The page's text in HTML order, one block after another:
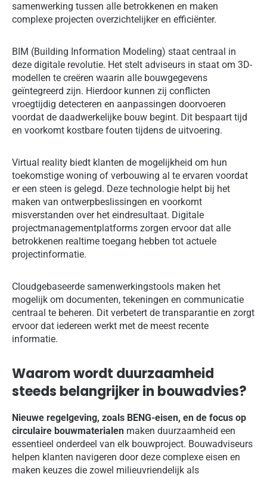
samenwerking tussen alle betrokkenen en maken
complexe projecten overzichtelijker en efficiënter.
BIM (Building Information Modeling) staat centraal in
deze digitale revolutie. Het stelt adviseurs in staat om 3D-
modellen te creëren waarin alle bouwgegevens
geïntegreerd zijn. Hierdoor kunnen zij conflicten
vroegtijdig detecteren en aanpassingen doorvoeren
voordat de daadwerkelijke bouw begint. Dit bespaart tijd
en voorkomt kostbare fouten tijdens de uitvoering.
Virtual reality biedt klanten de mogelijkheid om hun
toekomstige woning of verbouwing al te ervaren voordat
er een steen is gelegd. Deze technologie helpt bij het
maken van ontwerpbeslissingen en voorkomt
misverstanden over het eindresultaat. Digitale
projectmanagementplatforms zorgen ervoor dat alle
betrokkenen realtime toegang hebben tot actuele
projectinformatie.
Cloudgebaseerde samenwerkingstools maken het
mogelijk om documenten, tekeningen en communicatie
centraal te beheren. Dit verbetert de transparantie en zorgt
ervoor dat iedereen werkt met de meest recente
informatie.
Waarom wordt duurzaamheid
steeds belangrijker in bouwadvies?
Nieuwe regelgeving, zoals BENG-eisen, en de focus op
circulaire bouwmaterialen maken duurzaamheid een
essentieel onderdeel van elk bouwproject. Bouwadviseurs
helpen klanten navigeren door deze complexe eisen en
maken keuzes die zowel milieuvriendelijk als